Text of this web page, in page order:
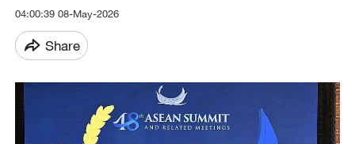
04:00:39 08-May-2026
Share